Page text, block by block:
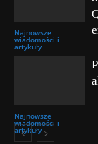
Najnowsze
wiadomości i
artykuły
Najnowsze
wiadomości i
artykuły